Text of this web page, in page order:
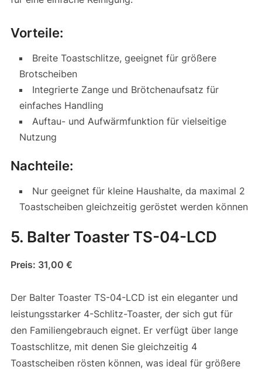
Vorteile:
Breite Toastschlitze, geeignet für größere
Brotscheiben
Integrierte Zange und Brötchenaufsatz für
einfaches Handling
Auftau- und Aufwärmfunktion für vielseitige
Nutzung
Nachteile:
Nur geeignet für kleine Haushalte, da maximal 2
Toastscheiben gleichzeitig geröstet werden können
5. Balter Toaster TS-04-LCD
Preis: 31,00 €
Der Balter Toaster TS-04-LCD ist ein eleganter und
leistungsstarker 4-Schlitz-Toaster, der sich gut für
den Familiengebrauch eignet. Er verfügt über lange
Toastschlitze, mit denen Sie gleichzeitig 4
Toastscheiben rösten können, was ideal für größere